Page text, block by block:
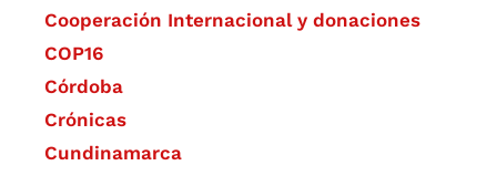
Cooperación Internacional y donaciones
COP16
Córdoba
Crónicas
Cundinamarca